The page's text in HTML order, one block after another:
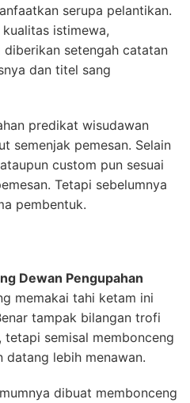
serupa pelantikan.
istimewa,
setengah catatan
dan titel sang
predikat wisudawan
semenjak pemesan. Selain
custom pun sesuai
Tetapi sebelumnya
pembentuk.
Dewan Pengupahan
memakai tahi ketam ini
tampak bilangan trofi
tetapi semisal membonceng
lebih menawan.
dibuat membonceng